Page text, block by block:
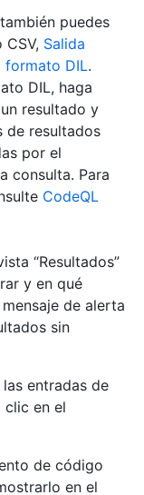
puedes
Salida
formato DIL.
DIL, haga
resultado y
de resultados
por el
consulta. Para
CodeQL
“Resultados”
y en qué
de alerta
sin
entradas de
clic en el
de código
en el